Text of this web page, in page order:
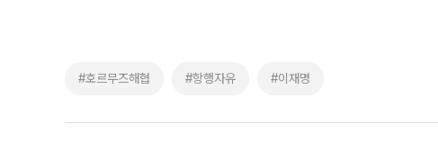
#호르무즈해협 #항행자유 #이재명